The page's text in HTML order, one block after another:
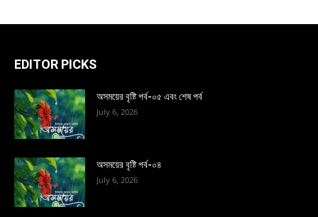
EDITOR PICKS
অসময়ের বৃষ্টি পর্ব-০৫ এবং শেষ পর্ব
July 6, 2026
অসময়ের বৃষ্টি পর্ব-০৪
July 6, 2026